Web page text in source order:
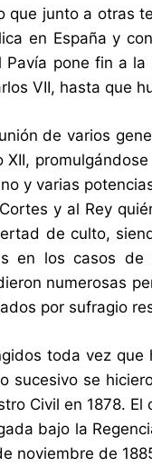
que junto a otras
en España y
Pavía pone fin a
VII, hasta que
de varios
XII,
y varias
y al Rey
de culto,
en los casos
numerosas
por sufragio
toda vez
sucesivo se
Civil en 1878.
bajo la
noviembre de